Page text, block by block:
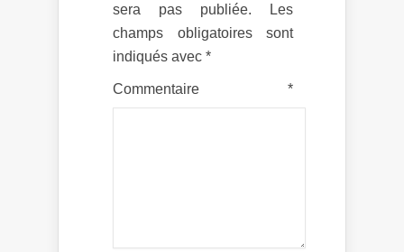
sera pas publiée.
Les
champs obligatoires sont
indiqués avec *
Commentaire *